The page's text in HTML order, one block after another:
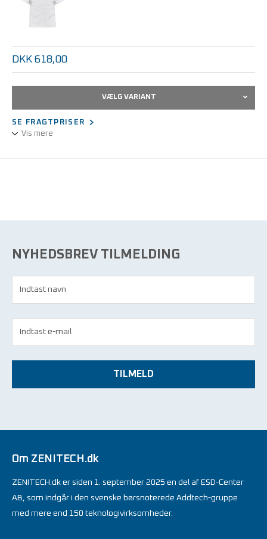
DKK 618,00
VÆLG VARIANT
SE FRAGTPRISER
Vis mere
NYHEDSBREV TILMELDING
TILMELD
Om ZENITECH.dk
ZENITECH.dk er siden 1. september 2025 en del af ESD-Center
AB, som indgår i den svenske børsnoterede Addtech-gruppe
med mere end 150 teknologivirksomheder.